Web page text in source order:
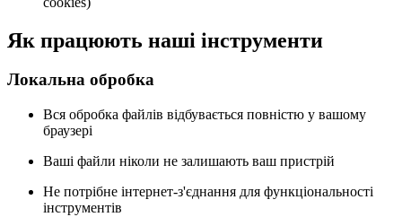
Як працюють наші інструменти
Локальна обробка
Вся обробка файлів відбувається повністю у вашому
браузері
Ваші файли ніколи не залишають ваш пристрій
Не потрібне інтернет-з'єднання для функціональності
інструментів